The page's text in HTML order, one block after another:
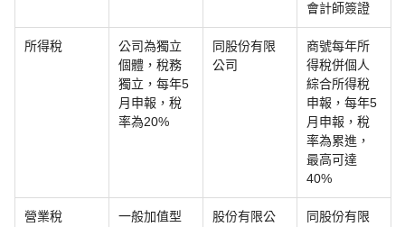
會計師簽證
所得稅
公司為獨立
個體，稅務
獨立，每年5
月申報，稅
率為20%
同股份有限
公司
商號每年所
得稅併個人
綜合所得稅
申報，每年5
月申報，稅
率為累進，
最高可達
40%
營業稅
一般加值型
股份有限公
同股份有限